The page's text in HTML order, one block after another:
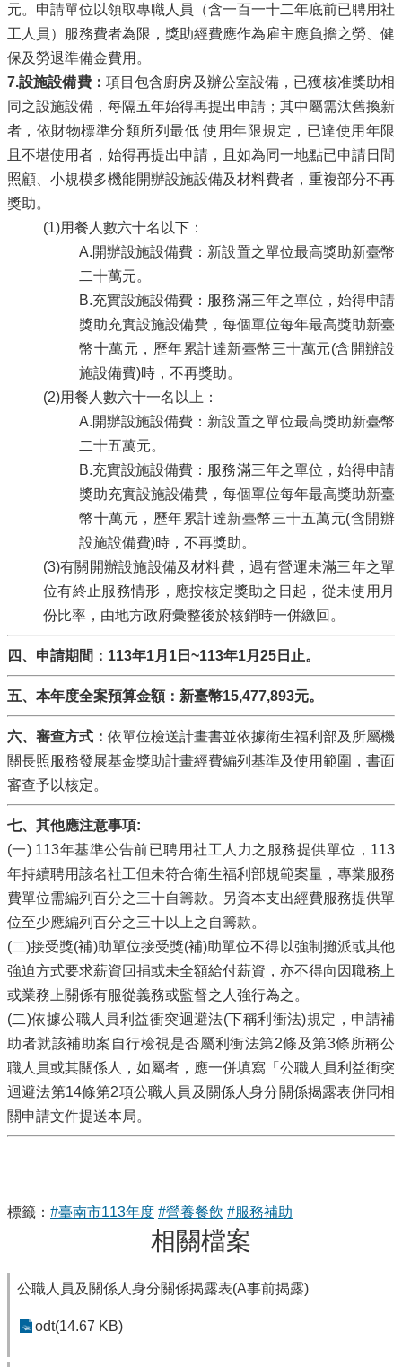
元。申請單位以領取專職人員（含一百一十二年底前已聘用社
工人員）服務費者為限，獎助經費應作為雇主應負擔之勞、健
保及勞退準備金費用。
7.設施設備費： 項目包含廚房及辦公室設備，已獲核准獎助相
同之設施設備，每隔五年始得再提出申請；其中屬需汰舊換新
者，依財物標準分類所列最低 使用年限規定，已達使用年限
且不堪使用者，始得再提出申請，且如為同一地點已申請日間
照顧、小規模多機能開辦設施設備及材料費者，重複部分不再
獎助。
(1)用餐人數六十名以下：
A.開辦設施設備費：新設置之單位最高獎助新臺幣
二十萬元。
B.充實設施設備費：服務滿三年之單位，始得申請
獎助充實設施設備費，每個單位每年最高獎助新臺
幣十萬元，歷年累計達新臺幣三十萬元(含開辦設
施設備費)時，不再獎助。
(2)用餐人數六十一名以上：
A.開辦設施設備費：新設置之單位最高獎助新臺幣
二十五萬元。
B.充實設施設備費：服務滿三年之單位，始得申請
獎助充實設施設備費，每個單位每年最高獎助新臺
幣十萬元，歷年累計達新臺幣三十五萬元(含開辦
設施設備費)時，不再獎助。
(3)有關開辦設施設備及材料費，遇有營運未滿三年之單
位有終止服務情形，應按核定獎助之日起，從未使用月
份比率，由地方政府彙整後於核銷時一併繳回。
四、申請期間：113年1月1日~113年1月25日止。
五、本年度全案預算金額：新臺幣15,477,893元。
六、審查方式： 依單位檢送計畫書並依據衛生福利部及所屬機
關長照服務發展基金獎助計畫經費編列基準及使用範圍，書面
審查予以核定。
七、其他應注意事項:
(一) 113年基準公告前已聘用社工人力之服務提供單位，113
年持續聘用該名社工但未符合衛生福利部規範案量，專業服務
費單位需編列百分之三十自籌款。另資本支出經費服務提供單
位至少應編列百分之三十以上之自籌款。
(二)接受獎(補)助單位接受獎(補)助單位不得以強制攤派或其他
強迫方式要求薪資回捐或未全額給付薪資，亦不得向因職務上
或業務上關係有服從義務或監督之人強行為之。
(二)依據公職人員利益衝突迴避法(下稱利衝法)規定，申請補
助者就該補助案自行檢視是否屬利衝法第2條及第3條所稱公
職人員或其關係人，如屬者，應一併填寫「公職人員利益衝突
迴避法第14條第2項公職人員及關係人身分關係揭露表併同相
關申請文件提送本局。
標籤： #臺南市113年度 #營養餐飲 #服務補助
相關檔案
公職人員及關係人身分關係揭露表(A事前揭露)
odt(14.67 KB)